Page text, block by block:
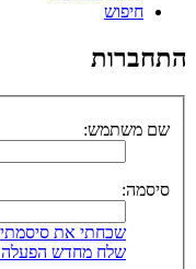
חיפוש
התחברות
שם משתמש:
סיסמה:
שכחתי את סיסמתי
שלח מחדש הפעלה